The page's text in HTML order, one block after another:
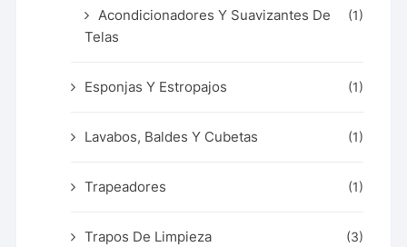
Acondicionadores Y Suavizantes De
Telas
(1)
Esponjas Y Estropajos (1)
Lavabos, Baldes Y Cubetas (1)
Trapeadores (1)
Trapos De Limpieza (3)